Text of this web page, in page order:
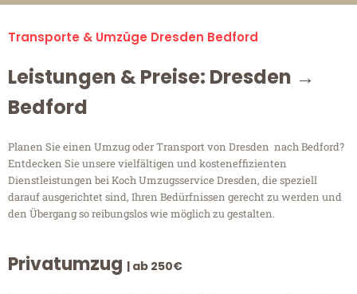
Transporte & Umzüge Dresden Bedford
Leistungen & Preise: Dresden →
Bedford
Planen Sie einen Umzug oder Transport von Dresden nach Bedford?
Entdecken Sie unsere vielfältigen und kosteneffizienten
Dienstleistungen bei Koch Umzugsservice Dresden, die speziell
darauf ausgerichtet sind, Ihren Bedürfnissen gerecht zu werden und
den Übergang so reibungslos wie möglich zu gestalten.
Privatumzug | ab 250€